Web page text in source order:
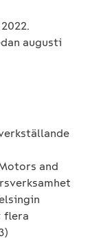
augusti
and
flera